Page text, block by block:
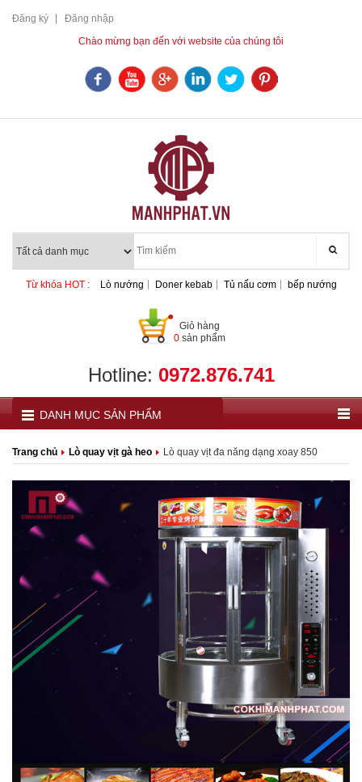
Đăng ký
Đăng nhập
Chào mừng bạn đến với website của chúng tôi
Từ khóa HOT : Lò nướng Doner kebab Tủ nấu cơm bếp nướng
Giỏ hàng
0 sản phẩm
Hotline: 0972.876.741
DANH MỤC SẢN PHẨM
Trang chủ Lò quay vịt gà heo Lò quay vịt đa năng dạng xoay 850